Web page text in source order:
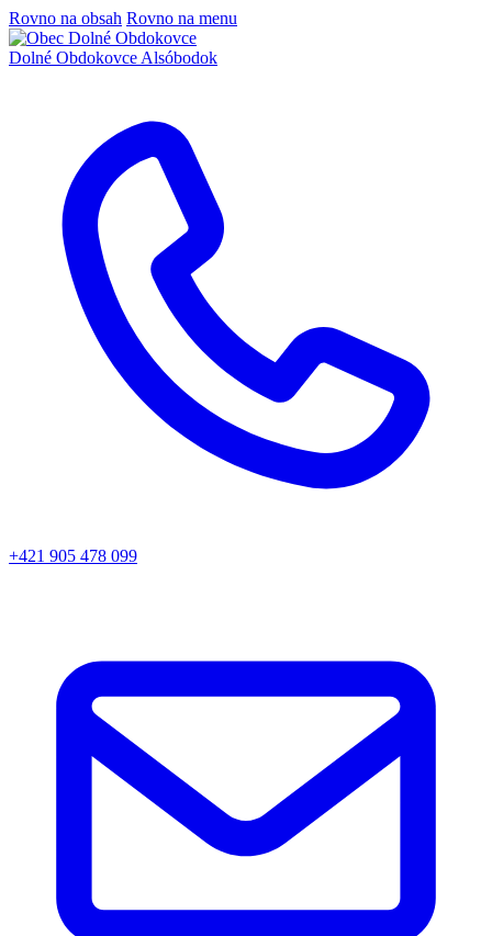
Rovno na obsah Rovno na menu
Dolné Obdokovce Alsóbodok
+421 905 478 099